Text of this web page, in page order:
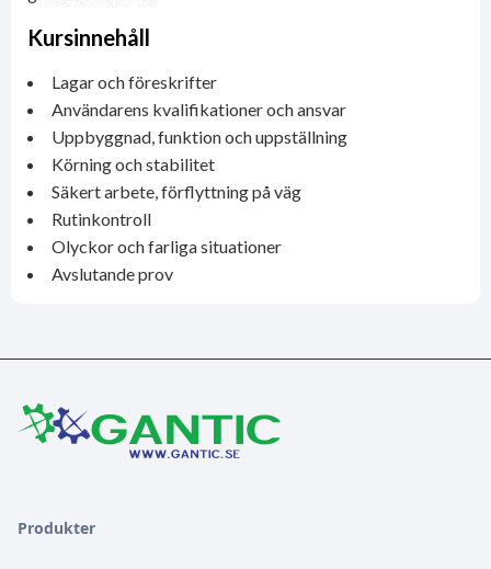
Kursinnehåll
Lagar och föreskrifter
Användarens kvalifikationer och ansvar
Uppbyggnad, funktion och uppställning
Körning och stabilitet
Säkert arbete, förflyttning på väg
Rutinkontroll
Olyckor och farliga situationer
Avslutande prov
Produkter